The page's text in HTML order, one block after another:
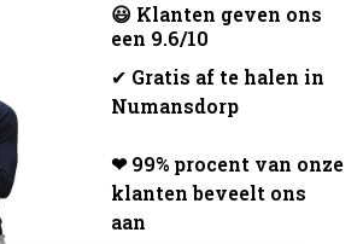
😃 Klanten geven ons
een 9.6/10
✔ Gratis af te halen in
Numansdorp
❤ 99% procent van onze
klanten beveelt ons
aan